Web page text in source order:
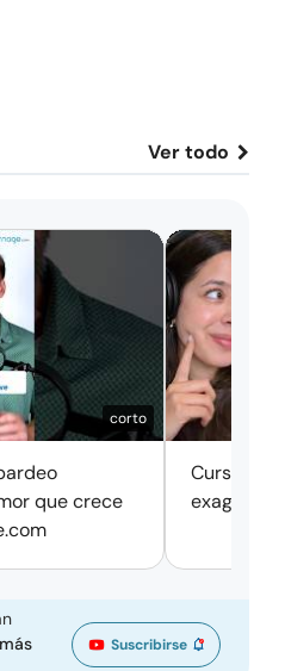
Ver todo
corto
que crece
Cursos
Suscribirse